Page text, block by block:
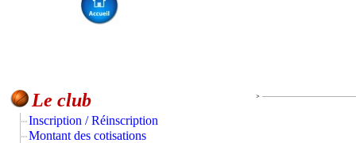
Le club
Inscription / Réinscription
Montant des cotisations